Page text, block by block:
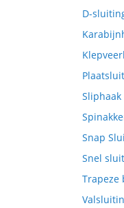
D-
Sliphaak
Snap
Snel
Trapeze